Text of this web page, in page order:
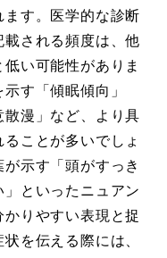
す。医学的な診断
される頻度は、他
い可能性がありま
す「傾眠傾向」
漫」など、より具
ことが多いでしょ
示す「頭がすっき
といったニュアン
りやすい表現と捉
を伝える際には、